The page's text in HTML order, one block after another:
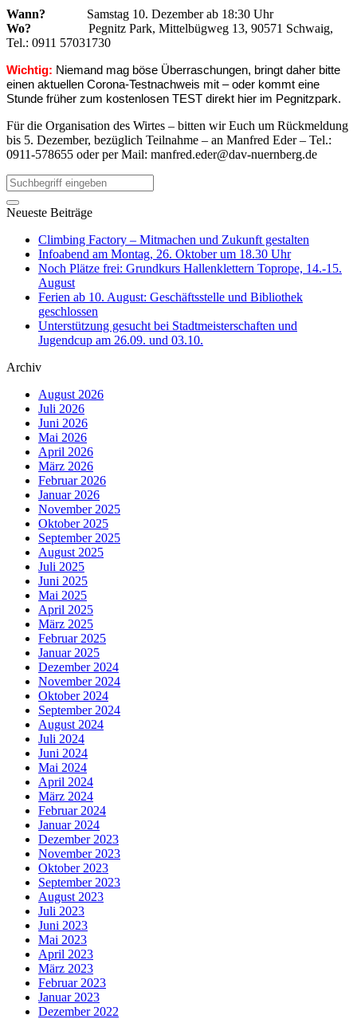
Wann? Samstag 10. Dezember ab 18:30 Uhr
Wo? Pegnitz Park, Mittelbügweg 13, 90571 Schwaig,
Tel.: 0911 57031730
Wichtig: Niemand mag böse Überraschungen, bringt daher bitte
einen aktuellen Corona-Testnachweis mit – oder kommt eine
Stunde früher zum kostenlosen TEST direkt hier im Pegnitzpark.
Für die Organisation des Wirtes – bitten wir Euch um Rückmeldung
bis 5. Dezember, bezüglich Teilnahme – an Manfred Eder – Tel.:
0911-578655 oder per Mail: manfred.eder@dav-nuernberg.de
Neueste Beiträge
Climbing Factory – Mitmachen und Zukunft gestalten
Infoabend am Montag, 26. Oktober um 18.30 Uhr
Noch Plätze frei: Grundkurs Hallenklettern Toprope, 14.-15.
August
Ferien ab 10. August: Geschäftsstelle und Bibliothek
geschlossen
Unterstützung gesucht bei Stadtmeisterschaften und
Jugendcup am 26.09. und 03.10.
Archiv
August 2026
Juli 2026
Juni 2026
Mai 2026
April 2026
März 2026
Februar 2026
Januar 2026
November 2025
Oktober 2025
September 2025
August 2025
Juli 2025
Juni 2025
Mai 2025
April 2025
März 2025
Februar 2025
Januar 2025
Dezember 2024
November 2024
Oktober 2024
September 2024
August 2024
Juli 2024
Juni 2024
Mai 2024
April 2024
März 2024
Februar 2024
Januar 2024
Dezember 2023
November 2023
Oktober 2023
September 2023
August 2023
Juli 2023
Juni 2023
Mai 2023
April 2023
März 2023
Februar 2023
Januar 2023
Dezember 2022